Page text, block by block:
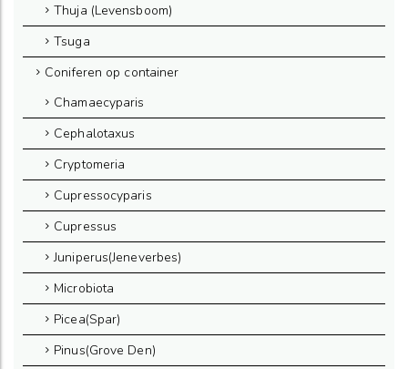
Thuja (Levensboom)
Tsuga
Coniferen op container
Chamaecyparis
Cephalotaxus
Cryptomeria
Cupressocyparis
Cupressus
Juniperus(Jeneverbes)
Microbiota
Picea(Spar)
Pinus(Grove Den)